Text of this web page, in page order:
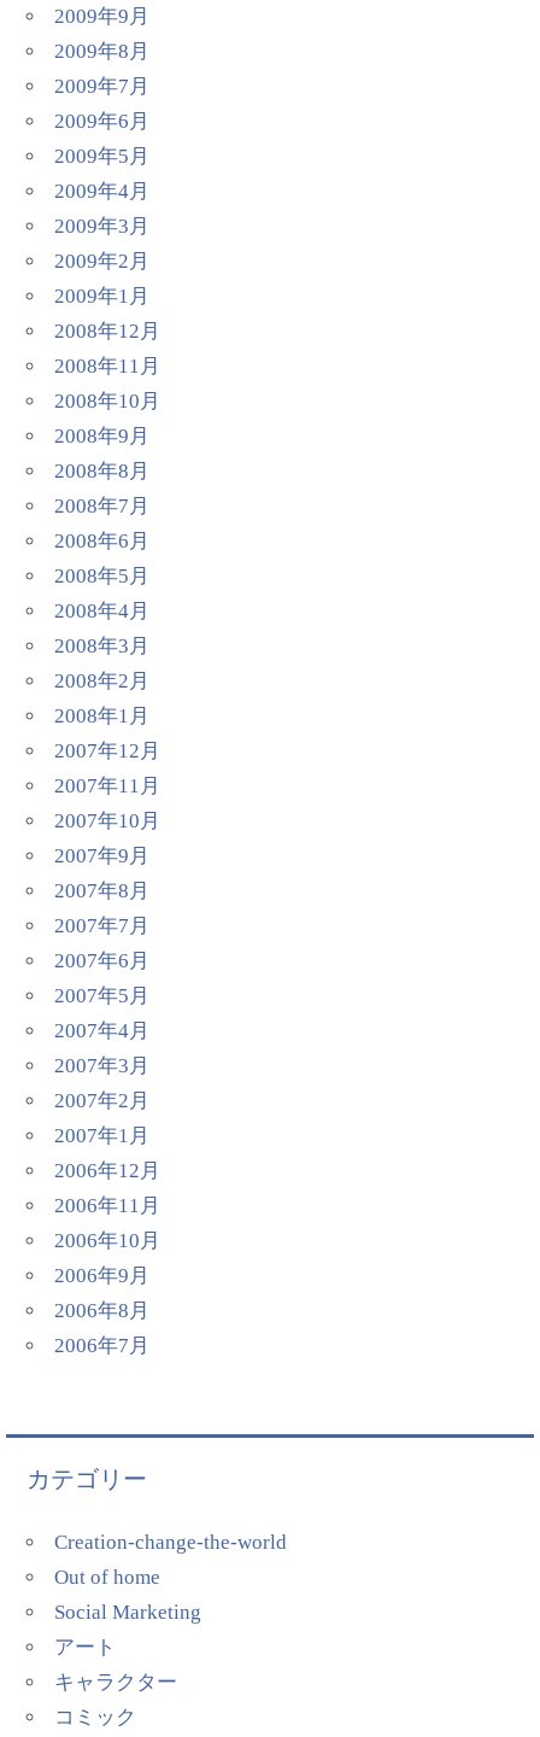
2009年9月
2009年8月
2009年7月
2009年6月
2009年5月
2009年4月
2009年3月
2009年2月
2009年1月
2008年12月
2008年11月
2008年10月
2008年9月
2008年8月
2008年7月
2008年6月
2008年5月
2008年4月
2008年3月
2008年2月
2008年1月
2007年12月
2007年11月
2007年10月
2007年9月
2007年8月
2007年7月
2007年6月
2007年5月
2007年4月
2007年3月
2007年2月
2007年1月
2006年12月
2006年11月
2006年10月
2006年9月
2006年8月
2006年7月
カテゴリー
Creation-change-the-world
Out of home
Social Marketing
アート
キャラクター
コミック